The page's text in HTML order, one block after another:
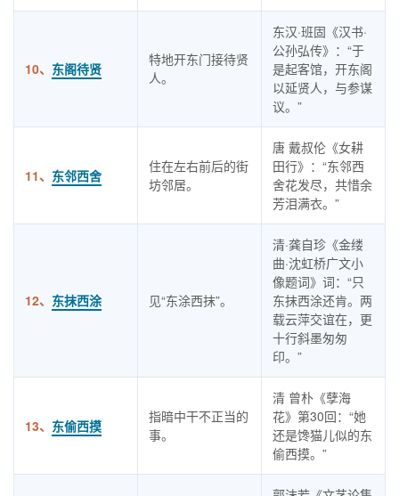
10、 东阁待贤
特地开东门接待贤
人。
东汉·班固《汉书·
公孙弘传》：“于
是起客馆，开东阁
以延贤人，与参谋
议。”
11、 东邻西舍
住在左右前后的街
坊邻居。
唐 戴叔伦《女耕
田行》：“东邻西
舍花发尽，共惜余
芳泪满衣。”
12、 东抹西涂 见“东涂西抹”。
清·龚自珍《金缕
曲·沈虹桥广文小
像题词》词：“只
东抹西涂还肯。两
载云萍交谊在，更
十行斜墨匆匆
印。”
13、 东偷西摸
指暗中干不正当的
事。
清 曾朴《孽海
花》第30回：“她
还是馋猫儿似的东
偷西摸。”